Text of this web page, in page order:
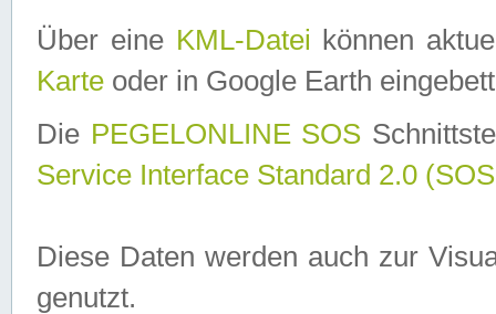
Über eine KML-Datei können
Karte oder in Google Earth
Die PEGELONLINE SOS
Service Interface Standard 2.0
Diese Daten werden auch zur
genutzt.